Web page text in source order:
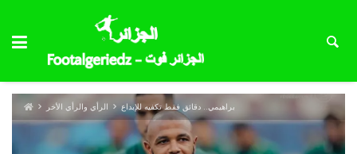
الرأي والرأي الأخر براهيمي.. دقائق فقط تكفيه للإبداع